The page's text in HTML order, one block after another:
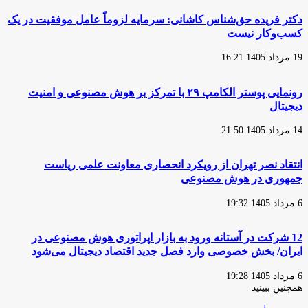
دکتر فریده حق‌شناس کاشانی: سرمایه لزوماً عامل‌ موفقیت در یک
کسب‌و‌کار نیست
19 مرداد 1405 16:21
رونمایی پوستر الکامپ ۲۹ با تمرکز بر هوش مصنوعی و امنیت
دیجیتال
14 مرداد 1405 21:50
انتقاد نصر تهران از رویکرد انحصاری معاونت علمی ریاست
جمهوری در هوش مصنوعی
6 مرداد 1405 19:32
12 شرکت در آستانه ورود به بازار اپراتوری هوش مصنوعی در
ایران/ بخش خصوصی وارد فصل جدید اقتصاد دیجیتال می‌شود
6 مرداد 1405 19:28
همچنین ببینید